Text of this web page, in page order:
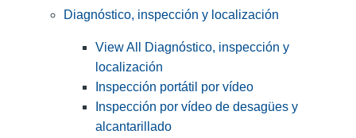
Diagnóstico, inspección y localización
View All Diagnóstico, inspección y
localización
Inspección portátil por vídeo
Inspección por vídeo de desagües y
alcantarillado